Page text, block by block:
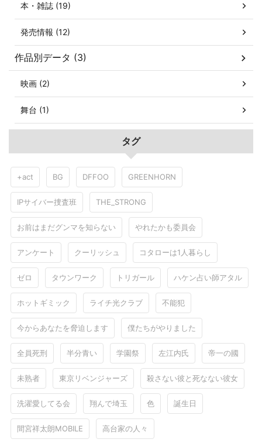
本・雑誌 (19)
発売情報 (12)
作品別データ (3)
映画 (2)
舞台 (1)
タグ
+act BG DFFOO GREENHORN
IPサイバー捜査班 THE_STRONG
お前はまだグンマを知らない やれたかも委員会
アンケート クーリッシュ コタローは1人暮らし
ゼロ タウンワーク トリガール ハケン占い師アタル
ホットギミック ライチ光クラブ 不能犯
今からあなたを脅迫します 僕たちがやりました
全員死刑 半分青い 学園祭 左江内氏 帝一の國
未熟者 東京リベンジャーズ 殺さない彼と死なない彼女
洗濯愛してる会 翔んで埼玉 色 誕生日
間宮祥太朗MOBILE 高台家の人々